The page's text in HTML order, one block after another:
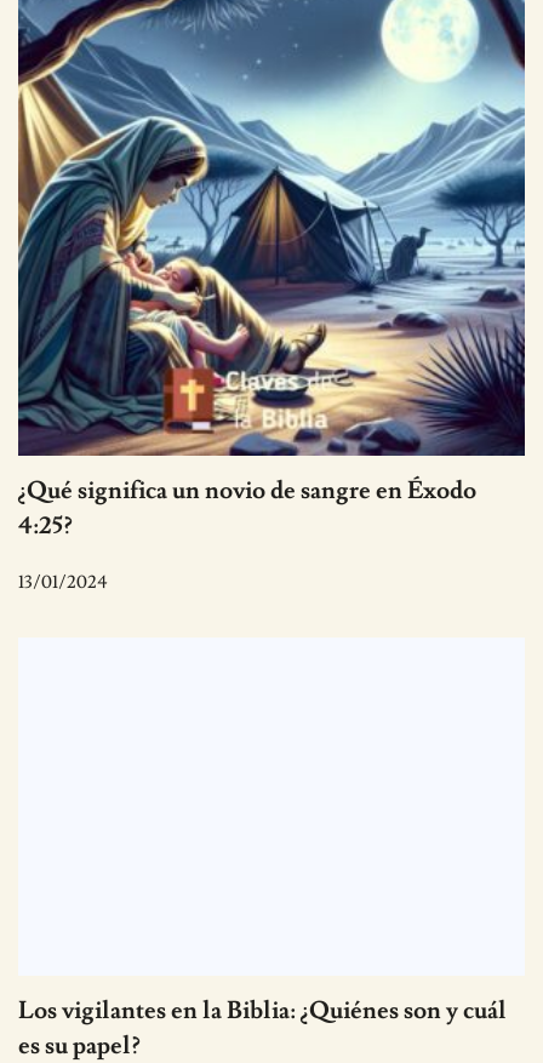
¿Qué significa un novio de sangre en Éxodo
4:25?
13/01/2024
Los vigilantes en la Biblia: ¿Quiénes son y cuál
es su papel?